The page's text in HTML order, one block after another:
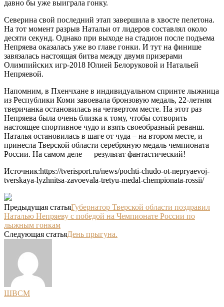
давно бы уже выиграла гонку.
Северина свой последний этап завершила в хвосте пелетона.
На тот момент разрыв Натальи от лидеров составлял около
десяти секунд. Однако при выходе на стадион после подъема
Непряева оказалась уже во главе гонки. И тут на финише
завязалась настоящая битва между двумя призерами
Олимпийских игр-2018 Юлией Белоруковой и Натальей
Непряевой.
Напомним, в Пхенчхане в индивидуальном спринте лыжница
из Республики Коми завоевала бронзовую медаль, 22-летняя
тверичанка остановилась на четвертом месте. На этот раз
Непряева была очень близка к тому, чтобы сотворить
настоящее спортивное чудо и взять своеобразный реванш.
Наталья остановилась в шаге от чуда – на втором месте, и
принесла Тверской области серебряную медаль чемпионата
России. На самом деле — результат фантастический!
Источник:https://tverisport.ru/news/pochti-chudo-ot-nepryaevoj-
tverskaya-lyzhnitsa-zavoevala-tretyu-medal-chempionata-rossii/
Предыдущая статьяГубернатор Тверской области поздравил
Наталью Непряеву с победой на Чемпионате России по
лыжным гонкам
Следующая статьяДень прыгуна.
ШВСМ